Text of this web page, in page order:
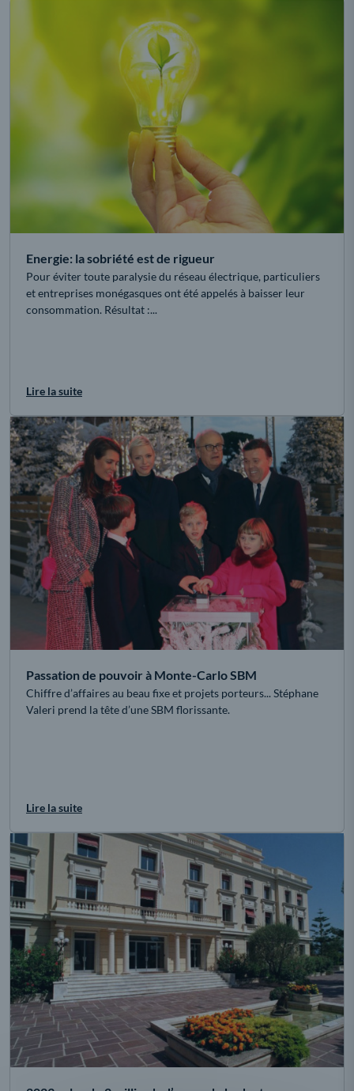
Energie: la sobriété est de rigueur
Pour éviter toute paralysie du réseau électrique, particuliers
et entreprises monégasques ont été appelés à baisser leur
consommation. Résultat :...
Lire la suite
Passation de pouvoir à Monte-Carlo SBM
Chiffre d’affaires au beau fixe et projets porteurs... Stéphane
Valeri prend la tête d’une SBM florissante.
Lire la suite